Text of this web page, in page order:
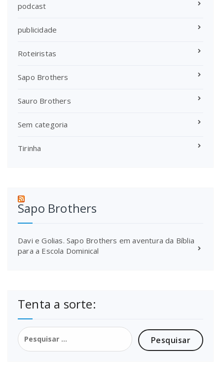
podcast
publicidade
Roteiristas
Sapo Brothers
Sauro Brothers
Sem categoria
Tirinha
Sapo Brothers
Davi e Golias. Sapo Brothers em aventura da Bíblia
para a Escola Dominical
Tenta a sorte:
Pesquisar
por: